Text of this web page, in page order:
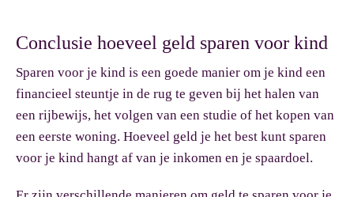
Conclusie hoeveel geld sparen voor kind
Sparen voor je kind is een goede manier om je kind een
financieel steuntje in de rug te geven bij het halen van
een rijbewijs, het volgen van een studie of het kopen van
een eerste woning. Hoeveel geld je het best kunt sparen
voor je kind hangt af van je inkomen en je spaardoel.